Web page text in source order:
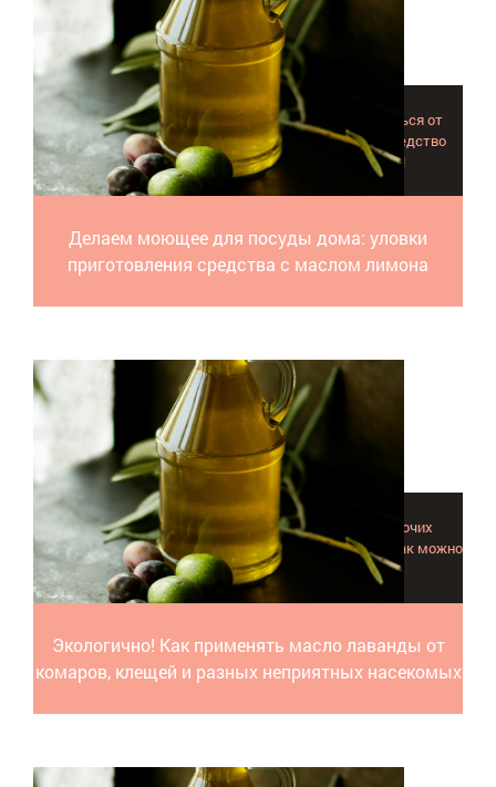
Делаем моющее для посуды дома: уловки
приготовления средства с маслом лимона
Чем домашнее моющее для посуды будет отличаться от
купленного в магазине? Так ли затратно сделать средство
самому? Делимся наблюдениями и рецептом!
Экологично! Как применять масло лаванды от
комаров, клещей и разных неприятных насекомых
Масло лаванды помогает от комаров, клещей и прочих
вредных насекомых и кровососущих паразитов. Вот как можно
вести борьбу - экологично и натурально!